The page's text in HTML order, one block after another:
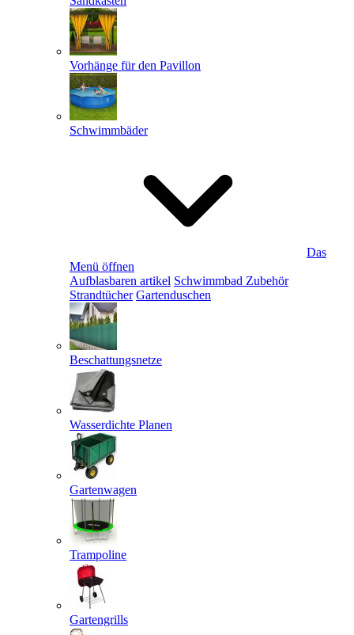
Vorhänge für den Pavillon
Schwimmbäder
Das
Menü öffnen
Aufblasbaren artikel Schwimmbad Zubehör
Strandtücher Gartenduschen
Beschattungsnetze
Wasserdichte Planen
Gartenwagen
Trampoline
Gartengrills